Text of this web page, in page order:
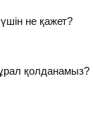
не қажет?
қолданамыз?